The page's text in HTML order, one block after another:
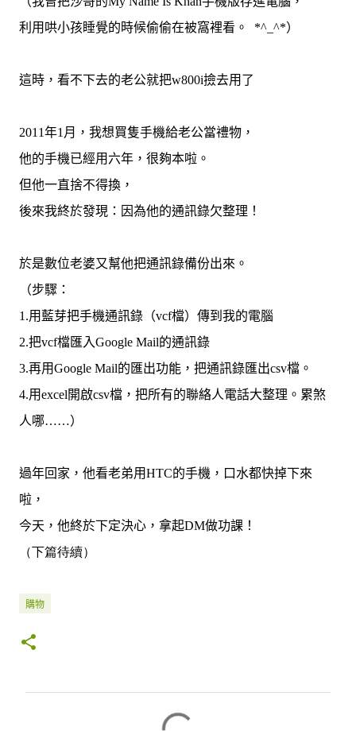
利用哄小孩睡覺的時候偷偷在被窩裡看。
*^_^*）
這時，看不下去的老公就把w800i撿去用了
2011年1 月，我想買隻手機給老公當禮物，
他的手機已經用六年，很夠本啦。
但他一直捨不得換，
後來我終於發現：因為他的通訊錄欠整理！
於是數位老婆又幫他把通訊錄備份出來。
（步驟：
1.用藍芽把手機通訊錄（vcf檔）傳到我的電腦
2.把vcf檔匯入Google Mail的通訊錄
3.再用Google Mail的匯出功能，把通訊錄匯出csv檔。
4.用excel開啟csv檔，把所有的聯絡人電話大整理。累煞
人哪……）
過年回家，他看老弟用HTC的手機，口水都快掉下來
啦，
今天，他終於下定決心，拿起DM做功課！
（下篇待續）
購物